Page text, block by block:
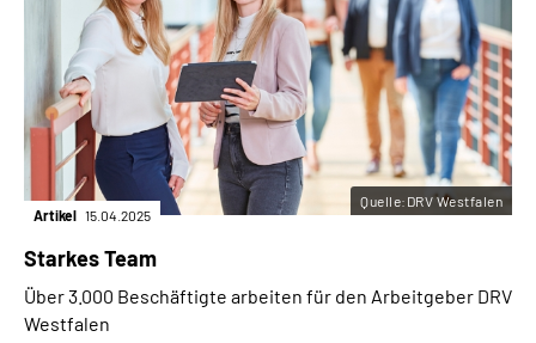
Artikel 15.04.2025
Starkes Team
Über 3.000 Beschäftigte arbeiten für den Arbeitgeber DRV
Westfalen
Quelle:DRV Westfalen